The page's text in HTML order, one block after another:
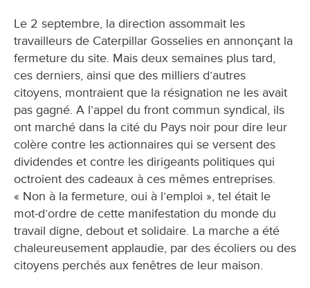
Le 2 septembre, la direction assommait les
travailleurs de Caterpillar Gosselies en annonçant la
fermeture du site. Mais deux semaines plus tard,
ces derniers, ainsi que des milliers d’autres
citoyens, montraient que la résignation ne les avait
pas gagné. A l’appel du front commun syndical, ils
ont marché dans la cité du Pays noir pour dire leur
colère contre les actionnaires qui se versent des
dividendes et contre les dirigeants politiques qui
octroient des cadeaux à ces mêmes entreprises.
« Non à la fermeture, oui à l’emploi », tel était le
mot-d’ordre de cette manifestation du monde du
travail digne, debout et solidaire. La marche a été
chaleureusement applaudie, par des écoliers ou des
citoyens perchés aux fenêtres de leur maison.